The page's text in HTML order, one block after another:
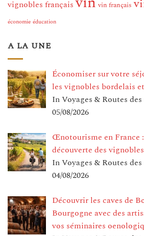
vignobles français vin français
économie éducation
A LA UNE
Économiser sur votre
les vignobles bordelais
In Voyages & Routes
05/08/2026
Œnotourisme en France
découverte des vignobles
In Voyages & Routes
04/08/2026
Découvrir les caves de
Bourgogne avec des
vos séminaires